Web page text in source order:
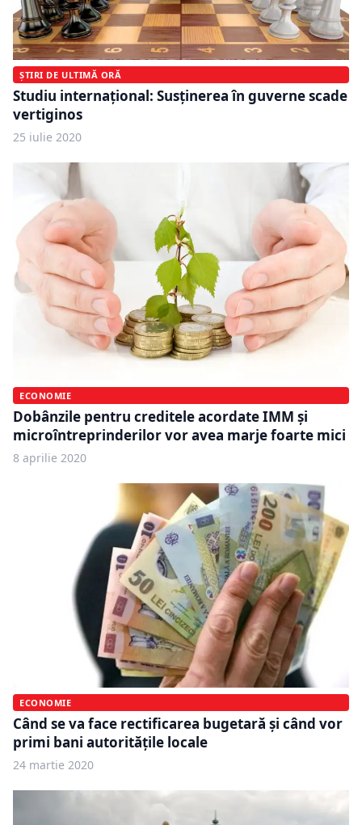
ȘTIRI DE ULTIMĂ ORĂ
Studiu internațional: Susținerea în guverne scade
vertiginos
25 iulie 2020
ECONOMIE
Dobânzile pentru creditele acordate IMM și
microîntreprinderilor vor avea marje foarte mici
8 aprilie 2020
ECONOMIE
Când se va face rectificarea bugetară și când vor
primi bani autoritățile locale
24 martie 2020